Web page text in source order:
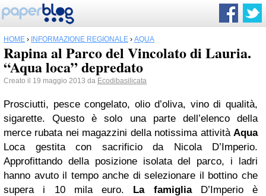
HOME › INFORMAZIONE REGIONALE › AQUA
Rapina al Parco del Vincolato di Lauria.
“Aqua loca” depredato
Creato il 19 maggio 2013 da Ecodibasilicata
Prosciutti, pesce congelato, olio d’oliva, vino di qualità,
sigarette. Questo è solo una parte dell’elenco della
merce rubata nei magazzini della notissima attività Aqua
Loca gestita con sacrificio da Nicola D’Imperio.
Approfittando della posizione isolata del parco, i ladri
hanno avuto il tempo anche di selezionare il bottino che
supera i 10 mila euro. La famigliaD’Imperio è